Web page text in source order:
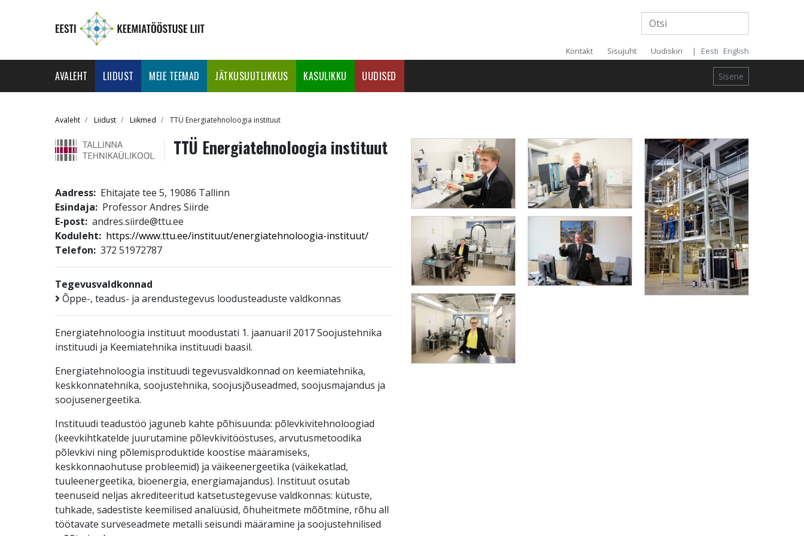
Päise
Kontakt Sisujuht Uudiskiri | Eesti English
Main
navigation
AVALEHT LIIDUST MEIE TEEMAD JÄTKUSUUTLIKKUS KASULIKKU UUDISED Sisene
Breadcrumb
Avaleht Liidust Liikmed TTÜ Energiatehnoloogia instituut
TTÜ Energiatehnoloogia instituut
Aadress Ehitajate tee 5, 19086 Tallinn
Esindaja
Professor Andres Siirde
E-post andres.siirde@ttu.ee
Koduleht
https://www.ttu.ee/instituut/energiatehnoloogia-instituut/
Telefon 372 51972787
Tegevusvaldkonnad
Õppe-, teadus- ja arendustegevus loodusteaduste valdkonnas
Energiatehnoloogia instituut moodustati 1. jaanuaril 2017 Soojustehnika
instituudi ja Keemiatehnika instituudi baasil.
Energiatehnoloogia instituudi tegevusvaldkonnad on keemiatehnika,
keskkonnatehnika, soojustehnika, soojusjõuseadmed, soojusmajandus ja
soojusenergeetika.
Instituudi teadustöö jaguneb kahte põhisuunda: põlevkivitehnoloogiad
(keevkihtkatelde juurutamine põlevkivitööstuses, arvutusmetoodika
põlevkivi ning põlemisproduktide koostise määramiseks,
keskkonnaohutuse probleemid) ja väikeenergeetika (väikekatlad,
tuuleenergeetika, bioenergia, energiamajandus). Instituut osutab
teenuseid neljas akrediteeritud katsetustegevuse valdkonnas: kütuste,
tuhkade, sadestiste keemilised analüüsid, õhuheitmete mõõtmine, rõhu all
töötavate surveseadmete metalli seisundi määramine ja soojustehnilised